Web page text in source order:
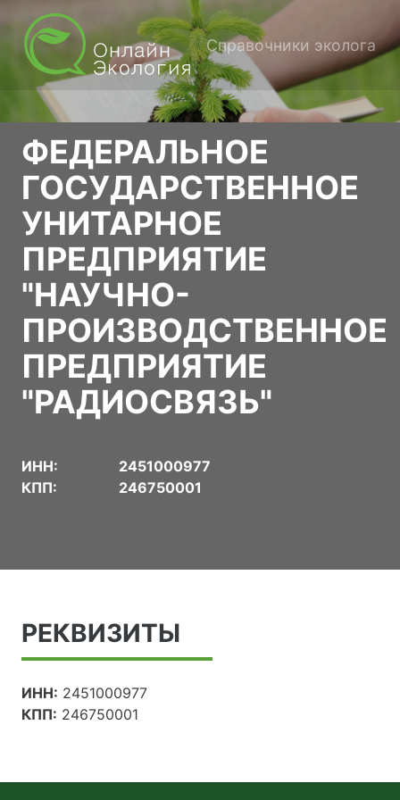
Справочники эколога
ФЕДЕРАЛЬНОЕ
ГОСУДАРСТВЕННОЕ
УНИТАРНОЕ
ПРЕДПРИЯТИЕ
"НАУЧНО-
ПРОИЗВОДСТВЕННОЕ
ПРЕДПРИЯТИЕ
"РАДИОСВЯЗЬ"
ИНН:
2451000977
КПП:
246750001
РЕКВИЗИТЫ
ИНН: 2451000977
КПП: 246750001